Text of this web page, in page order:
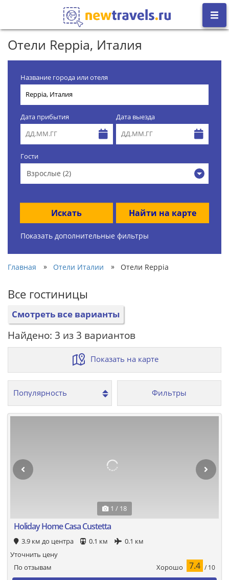
Отели Reppia, Италия
Название города или отеля
Дата прибытия Дата выезда
Гости
Взрослые (2)
Искать Найти на карте
Показать дополнительные фильтры
Главная » Отели Италии » Отели Reppia
Все гостиницы
Смотреть все варианты
Найдено: 3 из 3 вариантов
Показать на карте
Фильтры
1 / 18
Holiday Home Casa Custetta
3.9 км до центра 0.1 км 0.1 км
По отзывам Хорошо 7.4 / 10
Уточнить цену